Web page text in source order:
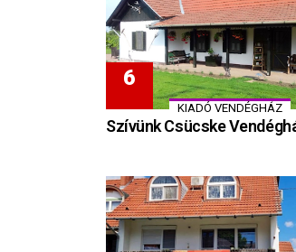
KIADÓ VENDÉGHÁZ
Szívünk Csücske